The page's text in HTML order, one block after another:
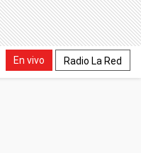
En vivo Radio La Red